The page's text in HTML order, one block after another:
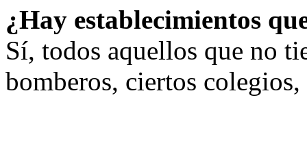
¿Hay establecimientos
Sí, todos aquellos que no
bomberos, ciertos colegios,